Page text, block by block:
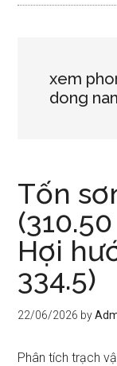
xem
dong
Tốn
Hợi
334.5)
22/06/2026 by
Phân tích trạch